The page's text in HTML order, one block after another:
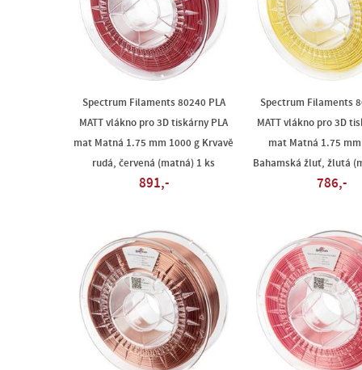
Spectrum Filaments 80240 PLA
MATT vlákno pro 3D tiskárny PLA
mat Matná 1.75 mm 1000 g Krvavě
rudá, červená (matná) 1 ks
891,-
Spectrum Filaments
MATT vlákno pro 3D
mat Matná 1.75
Bahamská žluť, žlutá
786,-